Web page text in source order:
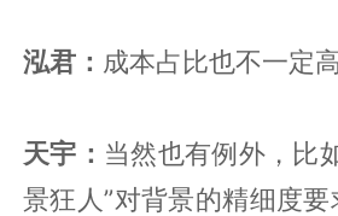
泓君： 成本占比也不一定高
天宇： 当然也有例外，比
景狂人”对背景的精细度